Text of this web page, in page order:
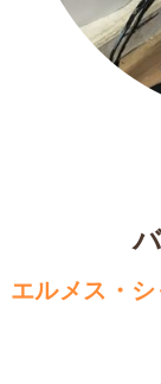
エルメス・